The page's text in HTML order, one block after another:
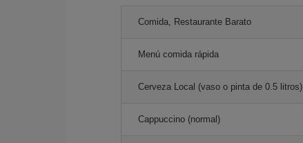
Comida, Restaurante Barato
Menú comida rápida
Cerveza Local (vaso o pinta de 0.5 litros)
Cappuccino (normal)